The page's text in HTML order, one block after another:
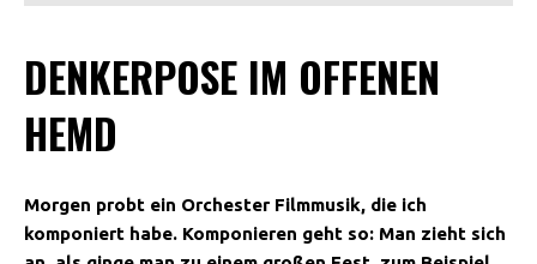
DENKERPOSE IM OFFENEN
HEMD
Morgen probt ein Orchester Filmmusik, die ich
komponiert habe. Komponieren geht so: Man zieht sich